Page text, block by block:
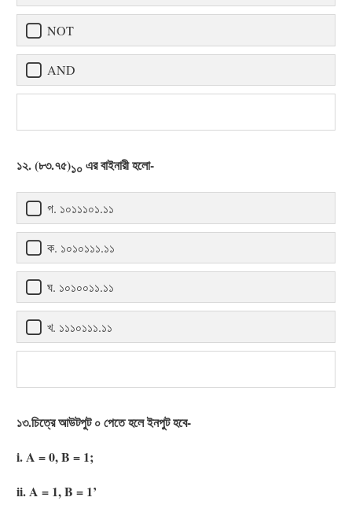
NOT
AND
১২. (৮৩.৭৫)১০এর বাইনারী হলো-
গ. ১০১১১০১.১১
ক. ১০১০১১১.১১
ঘ. ১০১০০১১.১১
খ. ১১১০১১১.১১
১৩.চিত্রে আউটপুট ০ পেতে হলে ইনপুট হবে-
i. A = 0, B = 1;
ii. A = 1, B = 1’